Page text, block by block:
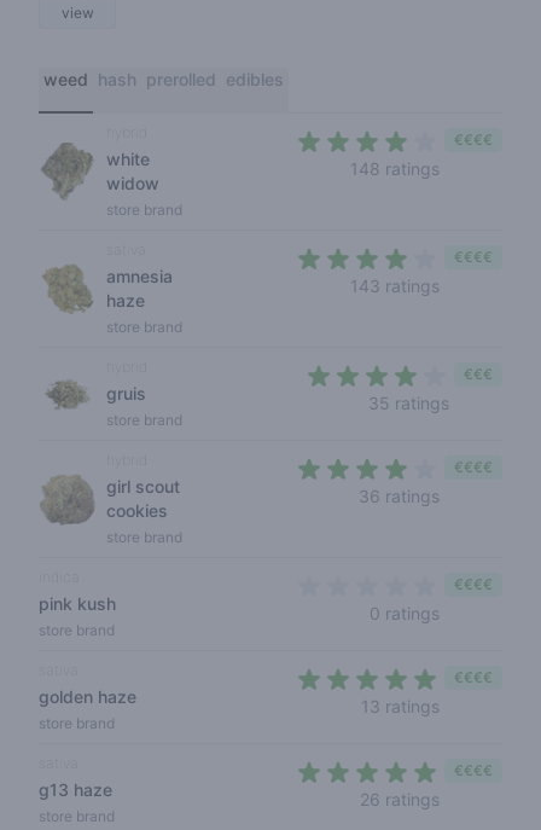
view
weed hash prerolled edibles
white
widow
store brand
148 ratings
€€€€
amnesia
haze
store brand
143 ratings
€€€€
gruis
store brand
35 ratings
€€€
girl scout
cookies
store brand
36 ratings
€€€€
pink kush
store brand
0 ratings
€€€€
golden haze
store brand
13 ratings
€€€€
g13 haze
store brand
26 ratings
€€€€